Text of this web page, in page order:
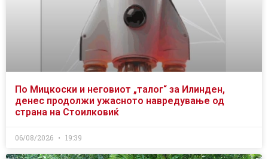
По Мицкоски и неговиот „талог“ за Илинден,
денес продолжи ужасното навредување од
страна на Стоилковиќ
06/08/2026 19:39